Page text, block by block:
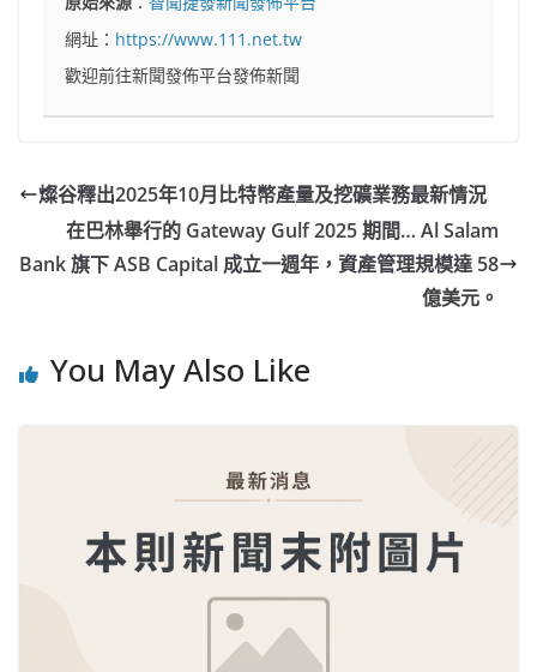
網址： https://www.111.net.tw
歡迎前往新聞發佈平台發佈新聞
燦谷釋出2025年10月比特幣產量及挖礦業務最新情況
在巴林舉行的 Gateway Gulf 2025 期間… Al Salam
Bank 旗下 ASB Capital 成立一週年，資產管理規模達 58
億美元。
You May Also Like